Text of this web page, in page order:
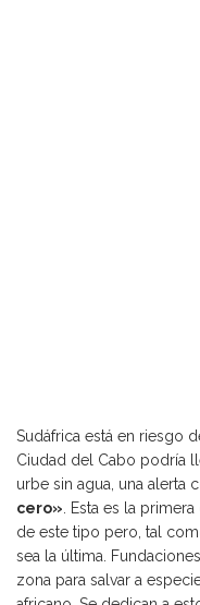
Sudáfrica está en riesgo
Ciudad del Cabo podría
urbe sin agua, una
cero». Esta es la
de este tipo pero, tal
sea la última.
zona para salvar a